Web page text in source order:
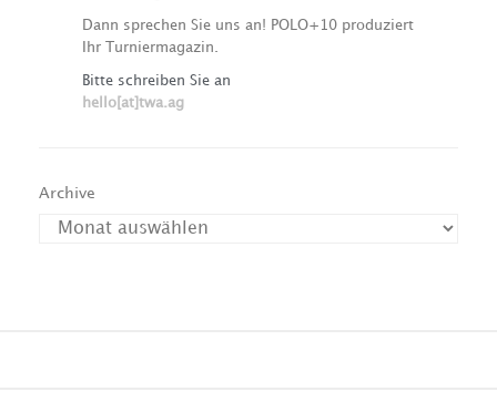
Dann sprechen Sie uns an! POLO+10 produziert
Ihr Turniermagazin.
Bitte schreiben Sie an
hello[at]twa.ag
Archive